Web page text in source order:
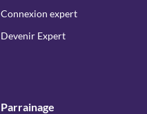
Connexion expert
Devenir Expert
Parrainage